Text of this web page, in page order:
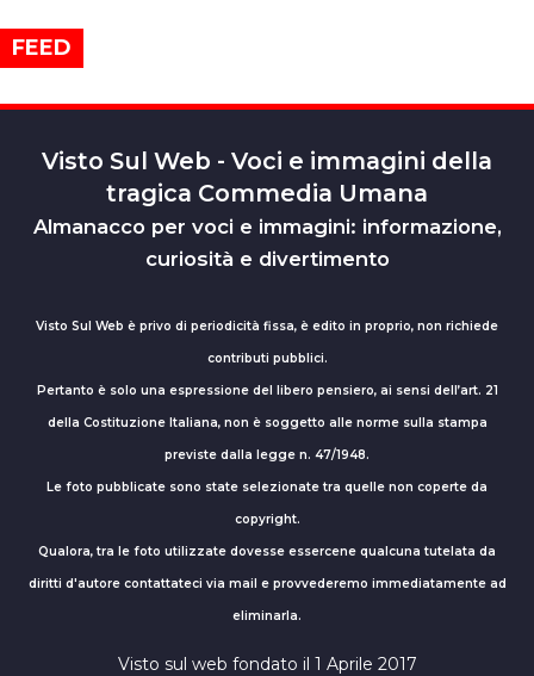
FEED
Visto Sul Web - Voci e immagini della
tragica Commedia Umana
Almanacco per voci e immagini: informazione,
curiosità e divertimento
Visto Sul Web è privo di periodicità fissa, è edito in proprio, non richiede
contributi pubblici.
Pertanto è solo una espressione del libero pensiero, ai sensi dell’art. 21
della Costituzione Italiana, non è soggetto alle norme sulla stampa
previste dalla legge n. 47/1948.
Le foto pubblicate sono state selezionate tra quelle non coperte da
copyright.
Qualora, tra le foto utilizzate dovesse essercene qualcuna tutelata da
diritti d'autore contattateci via mail e provvederemo immediatamente ad
eliminarla.
Visto sul web fondato il 1 Aprile 2017